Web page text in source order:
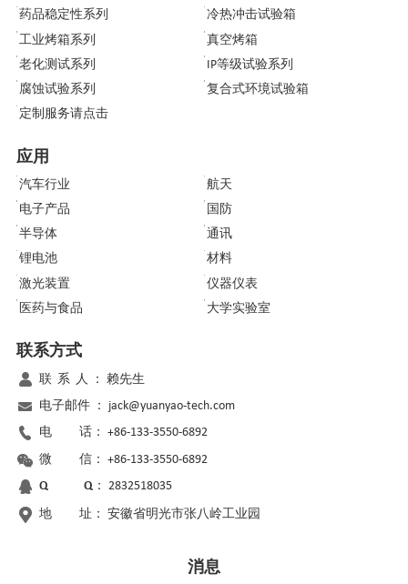
药品稳定性系列
冷热冲击试验箱
工业烤箱系列
真空烤箱
老化测试系列
IP等级试验系列
腐蚀试验系列
复合式环境试验箱
定制服务请点击
应用
汽车行业
航天
电子产品
国防
半导体
通讯
锂电池
材料
激光装置
仪器仪表
医药与食品
大学实验室
联系方式
联 系 人 ： 赖先生
电子邮件 ：
jack@yuanyao-tech.com
电 话： +86-133-3550-6892
微 信： +86-133-3550-6892
Q Q： 2832518035
地 址： 安徽省明光市张八岭工业园
消息